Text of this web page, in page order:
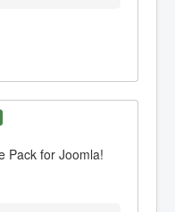
Pack for Joomla!